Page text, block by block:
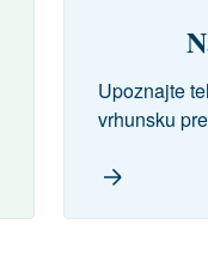
Upoznajte
vrhunsku